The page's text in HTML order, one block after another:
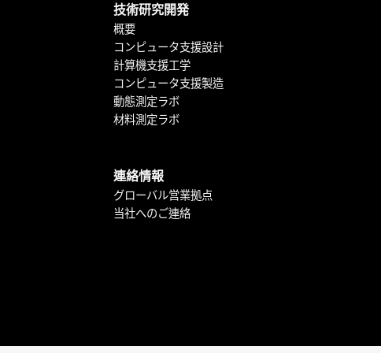
技術研究開発
概要
コンピュータ支援設計
計算機支援工学
コンピュータ支援製造
動態測定ラボ
材料測定ラボ
連絡情報
グローバル営業拠点
当社へのご連絡